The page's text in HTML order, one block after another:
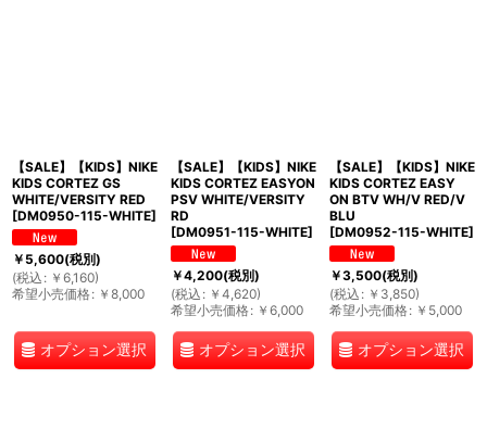
【SALE】【KIDS】NIKE
KIDS CORTEZ GS
WHITE/VERSITY RED
[DM0950-115-WHITE]
￥5,600(税別)
(税込 : ￥ 6,160)
希望小売価格: ￥ 8,000
オプション選択
【SALE】【KIDS】NIKE
KIDS CORTEZ EASYON
PSV WHITE/VERSITY
RD
[DM0951-115-WHITE]
￥4,200(税別)
(税込 : ￥ 4,620)
希望小売価格: ￥ 6,000
オプション選択
【SALE】【KIDS】NIKE
KIDS CORTEZ EASY
ON BTV WH/V RED/V
BLU
[DM0952-115-WHITE]
￥3,500(税別)
(税込 : ￥ 3,850)
希望小売価格: ￥ 5,000
オプション選択